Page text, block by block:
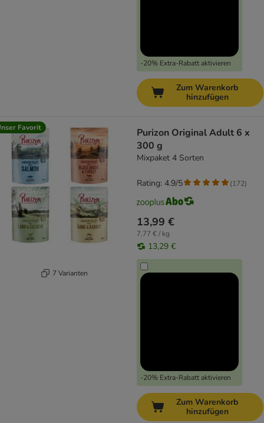
-20% Extra-Rabatt aktivieren
Zum Warenkorb
hinzufügen
Favorit
7 Varianten
Purizon Original Adult 6 x
300 g
Mixpaket 4 Sorten
13,99 €
7,77 € / kg
13,29 €
-20% Extra-Rabatt aktivieren
Rating: 4.9/5 (172)
Zum Warenkorb
hinzufügen